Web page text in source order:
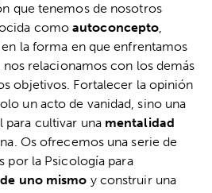
que tenemos de nosotros
comoautoconcepto,
la forma en que enfrentamos
nos relacionamos con los demás
objetivos. Fortalecer la opinión
un acto de vanidad, sino una
para cultivar una mentalidad
Os ofrecemos una serie de
por la Psicología para
uno mismo y construir una